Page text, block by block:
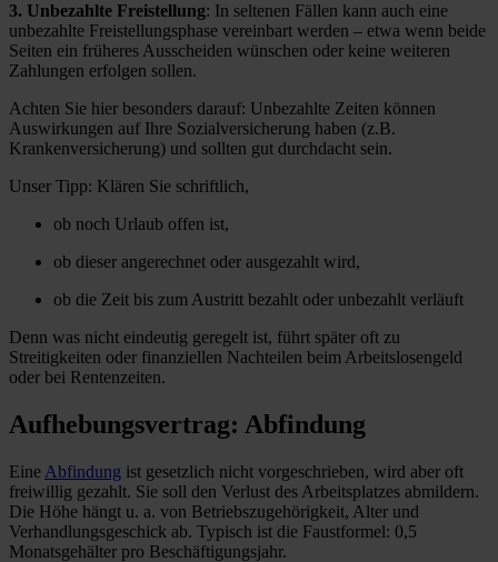
3. Unbezahlte Freistellung: In seltenen Fällen kann auch eine
unbezahlte Freistellungsphase vereinbart werden – etwa wenn beide
Seiten ein früheres Ausscheiden wünschen oder keine weiteren
Zahlungen erfolgen sollen.
Achten Sie hier besonders darauf: Unbezahlte Zeiten können
Auswirkungen auf Ihre Sozialversicherung haben (z.B.
Krankenversicherung) und sollten gut durchdacht sein.
Unser Tipp: Klären Sie schriftlich,
ob noch Urlaub offen ist,
ob dieser angerechnet oder ausgezahlt wird,
ob die Zeit bis zum Austritt bezahlt oder unbezahlt verläuft
Denn was nicht eindeutig geregelt ist, führt später oft zu
Streitigkeiten oder finanziellen Nachteilen beim Arbeitslosengeld
oder bei Rentenzeiten.
Aufhebungsvertrag: Abfindung
Eine Abfindung ist gesetzlich nicht vorgeschrieben, wird aber oft
freiwillig gezahlt. Sie soll den Verlust des Arbeitsplatzes abmildern.
Die Höhe hängt u. a. von Betriebszugehörigkeit, Alter und
Verhandlungsgeschick ab. Typisch ist die Faustformel: 0,5
Monatsgehälter pro Beschäftigungsjahr.